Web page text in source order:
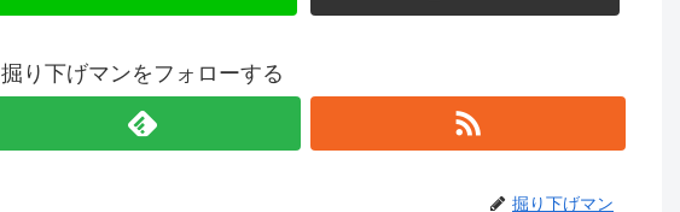
掘り下げマンをフォローする
掘り下げマン